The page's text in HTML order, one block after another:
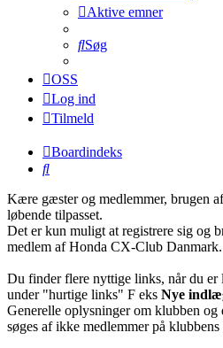
Aktive emner
Søg
OSS
Log ind
Tilmeld
Boardindeks
Søg
Kære gæster og medlemmer, brugen
løbende tilpasset.
Det er kun muligt at registrere sig og
medlem af Honda CX-Club Danmark.
Du finder flere nyttige links, når du er
under "hurtige links" F eks Nye
Generelle oplysninger om klubben og
søges af ikke medlemmer på klubbens